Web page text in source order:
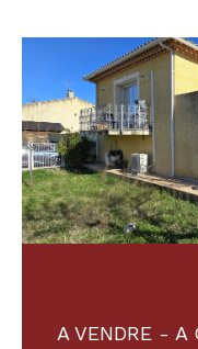
A VENDRE -